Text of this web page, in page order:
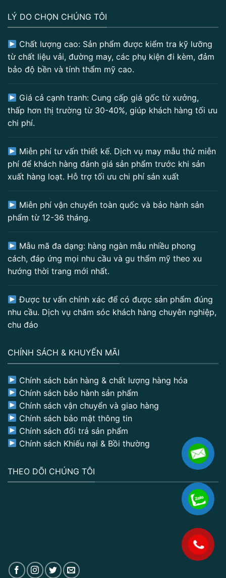
LÝ DO CHỌN CHÚNG TÔI
Chất lượng cao: Sản phẩm được kiểm tra kỹ lưỡng
từ chất liệu vải, đường may, các phụ kiện đi kèm, đảm
bảo độ bền và tính thẩm mỹ cao.
Giá cả cạnh tranh: Cung cấp giá gốc từ xưởng,
thấp hơn thị trường từ 30-40%, giúp khách hàng tối ưu
chi phí.
Miễn phí tư vấn thiết kế. Dịch vụ may mẫu thử miễn
phí để khách hàng đánh giá sản phẩm trước khi sản
xuất hàng loạt. Hỗ trợ tối ưu chi phí sản xuất
Miễn phí vận chuyển toàn quốc và bảo hành sản
phẩm từ 12-36 tháng.
Mẫu mã đa dạng: hàng ngàn mẫu nhiều phong
cách, đáp ứng mọi nhu cầu và gu thẩm mỹ theo xu
hướng thời trang mới nhất.
Được tư vấn chính xác để có được sản phẩm đúng
nhu cầu. Dịch vụ chăm sóc khách hàng chuyên nghiệp,
chu đáo
CHÍNH SÁCH & KHUYẾN MÃI
Chính sách bán hàng & chất lượng hàng hóa
Chính sách bảo hành sản phẩm
Chính sách vận chuyển và giao hàng
Chính sách bảo mật thông tin
Chính sách đổi trả sản phẩm
Chính sách Khiếu nại & Bồi thường
THEO DÕI CHÚNG TÔI
.